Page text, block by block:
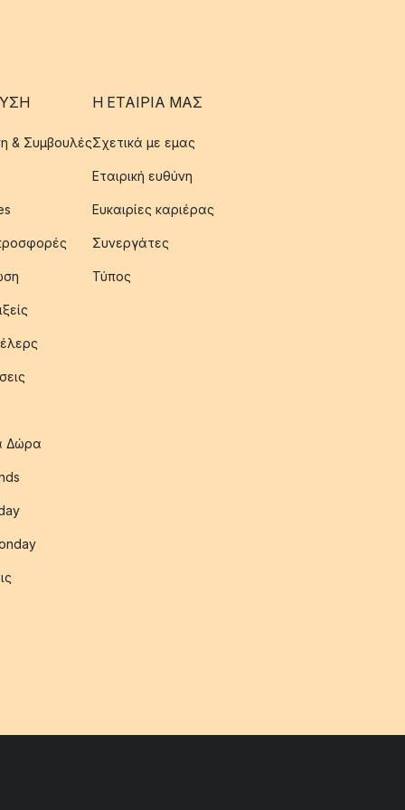
& Συμβουλές
Δώρα
Η ΕΤΑΊΡΙΑ ΜΑΣ
Σχετικά με εμας
Εταιρική ευθύνη
Ευκαιρίες καριέρας
Συνεργάτες
Τύπος